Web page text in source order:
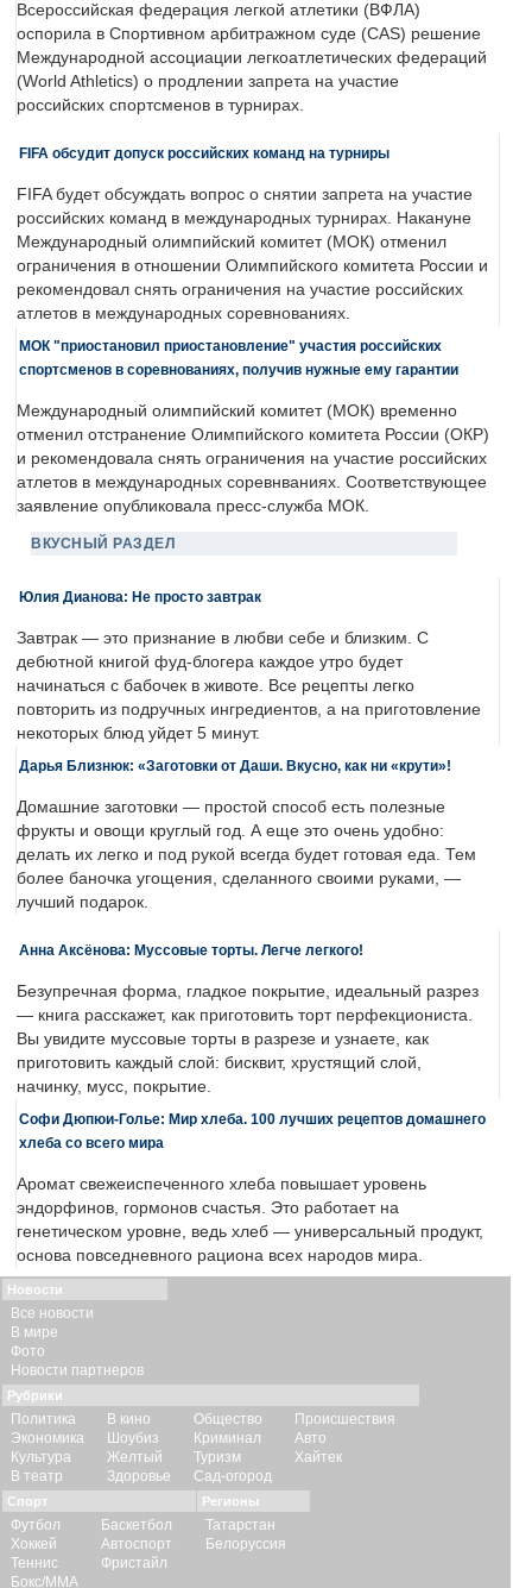
Всероссийская федерация легкой атлетики (ВФЛА)
оспорила в Спортивном арбитражном суде (CAS) решение
Международной ассоциации легкоатлетических федераций
(World Athletics) о продлении запрета на участие
российских спортсменов в турнирах.
FIFA обсудит допуск российских команд на турниры
FIFA будет обсуждать вопрос о снятии запрета на участие
российских команд в международных турнирах. Накануне
Международный олимпийский комитет (МОК) отменил
ограничения в отношении Олимпийского комитета России и
рекомендовал снять ограничения на участие российских
атлетов в международных соревнованиях.
МОК "приостановил приостановление" участия российских
спортсменов в соревнованиях, получив нужные ему гарантии
Международный олимпийский комитет (МОК) временно
отменил отстранение Олимпийского комитета России (ОКР)
и рекомендовала снять ограничения на участие российских
атлетов в международных соревнваниях. Соответствующее
заявление опубликовала пресс-служба МОК.
ВКУСНЫЙ РАЗДЕЛ
Юлия Дианова: Не просто завтрак
Завтрак — это признание в любви себе и близким. С
дебютной книгой фуд-блогера каждое утро будет
начинаться с бабочек в животе. Все рецепты легко
повторить из подручных ингредиентов, а на приготовление
некоторых блюд уйдет 5 минут.
Дарья Близнюк: «Заготовки от Даши. Вкусно, как ни «крути»!
Домашние заготовки — простой способ есть полезные
фрукты и овощи круглый год. А еще это очень удобно:
делать их легко и под рукой всегда будет готовая еда. Тем
более баночка угощения, сделанного своими руками, —
лучший подарок.
Анна Аксёнова: Муссовые торты. Легче легкого!
Безупречная форма, гладкое покрытие, идеальный разрез
— книга расскажет, как приготовить торт перфекциониста.
Вы увидите муссовые торты в разрезе и узнаете, как
приготовить каждый слой: бисквит, хрустящий слой,
начинку, мусс, покрытие.
Софи Дюпюи-Голье: Мир хлеба. 100 лучших рецептов домашнего
хлеба со всего мира
Аромат свежеиспеченного хлеба повышает уровень
эндорфинов, гормонов счастья. Это работает на
генетическом уровне, ведь хлеб — универсальный продукт,
основа повседневного рациона всех народов мира.
Новости
Все новости
В мире
Фото
Новости партнеров
Рубрики
Политика
Экономика
Культура
В театр
В кино
Шоубиз
Желтый
Здоровье
Общество
Криминал
Туризм
Сад-огород
Происшествия
Авто
Хайтек
Спорт
Футбол
Хоккей
Теннис
Бокс/ММА
Баскетбол
Автоспорт
Фристайл
Регионы
Татарстан
Белоруссия